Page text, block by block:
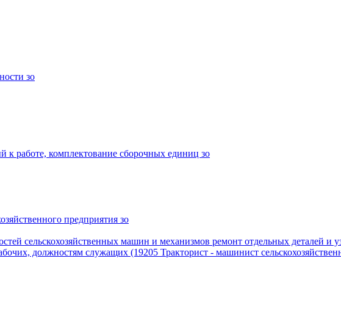
зо
работе, комплектование сборочных единиц зо
предприятия зо
сельскохозяйственных машин и механизмов ремонт отдельных деталей и
должностям служащих (19205 Тракторист - машинист